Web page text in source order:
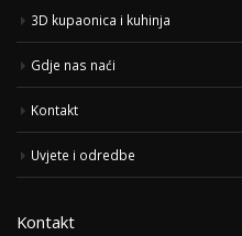
3D kupaonica i kuhinja
Gdje nas naći
Kontakt
Uvjete i odredbe
Kontakt